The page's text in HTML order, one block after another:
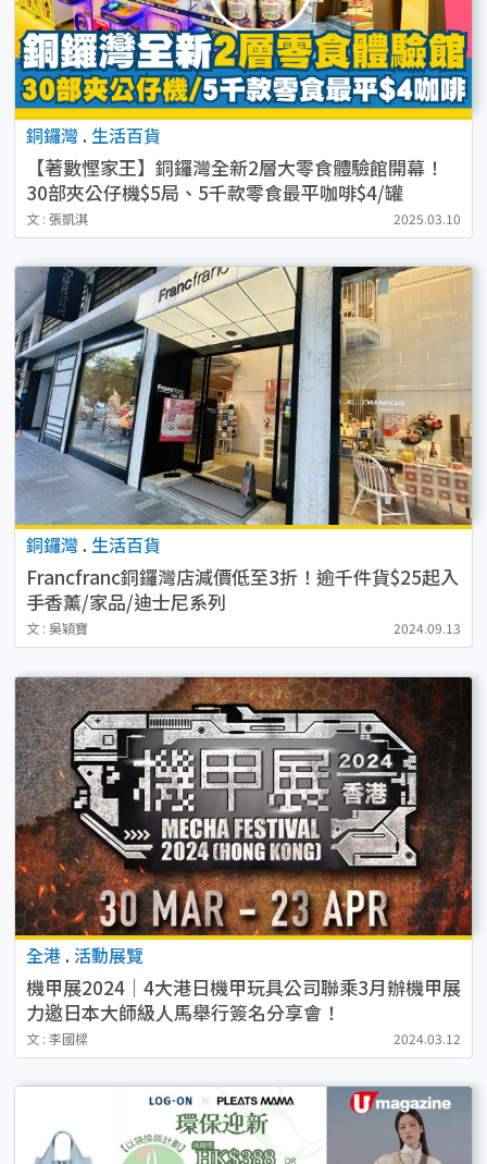
銅鑼灣 . 生活百貨
【著數慳家王】銅鑼灣全新2層大零食體驗館開幕！
30部夾公仔機$5局、5千款零食最平咖啡$4/罐
文 : 張凱淇 2025.03.10
銅鑼灣 . 生活百貨
Francfranc銅鑼灣店減價低至3折！逾千件貨$25起入
手香薰/家品/迪士尼系列
文 : 吳穎寶 2024.09.13
全港 . 活動展覽
機甲展2024｜4大港日機甲玩具公司聯乘3月辦機甲展
力邀日本大師級人馬舉行簽名分享會！
文 : 李國樑 2024.03.12